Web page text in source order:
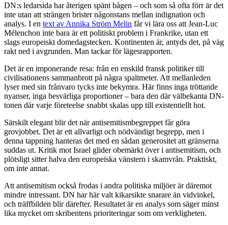
DN:s ledarsida har återigen spänt bågen – och som så ofta förr är det
inte utan att strängen brister någonstans mellan indignation och
analys. I en text av Annika Ström Melin får vi lära oss att Jean-Luc
Mélenchon inte bara är ett politiskt problem i Frankrike, utan ett
slags europeiskt domedagstecken. Kontinenten är, antyds det, på väg
rakt ned i avgrunden. Man tackar för lägesrapporten.
Det är en imponerande resa: från en enskild fransk politiker till
civilisationens sammanbrott på några spaltmeter. Att mellanleden
lyser med sin frånvaro tycks inte bekymra. Här finns inga tröttande
nyanser, inga besvärliga proportioner – bara den där välbekanta DN-
tonen där varje företeelse snabbt skalas upp till existentiellt hot.
Särskilt elegant blir det när antisemitismbegreppet får göra
grovjobbet. Det är ett allvarligt och nödvändigt begrepp, men i
denna tappning hanteras det med en sådan generositet att gränserna
suddas ut. Kritik mot Israel glider obemärkt över i antisemitism, och
plötsligt sitter halva den europeiska vänstern i skamvrån. Praktiskt,
om inte annat.
Att antisemitism också frodas i andra politiska miljöer är däremot
mindre intressant. DN har här valt kikarsikte snarare än vidvinkel,
och träffbilden blir därefter. Resultatet är en analys som säger minst
lika mycket om skribentens prioriteringar som om verkligheten.